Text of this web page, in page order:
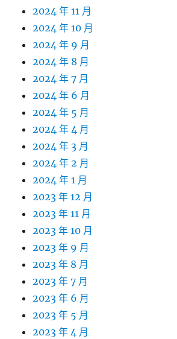
2024 年 11 月
2024 年 10 月
2024 年 9 月
2024 年 8 月
2024 年 7 月
2024 年 6 月
2024 年 5 月
2024 年 4 月
2024 年 3 月
2024 年 2 月
2024 年 1 月
2023 年 12 月
2023 年 11 月
2023 年 10 月
2023 年 9 月
2023 年 8 月
2023 年 7 月
2023 年 6 月
2023 年 5 月
2023 年 4 月